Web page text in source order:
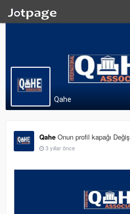
Qahe
Qahe Onun profil kapağı
3 yıllar önce